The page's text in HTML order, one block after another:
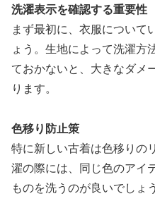
洗濯表示を確認する重要性
まず最初に、衣服について
ょう。生地によって洗濯方
ておかないと、大きなダメ
ります。
色移り防止策
特に新しい古着は色移りの
濯の際には、同じ色のアイ
ものを洗うのが良いでしょ